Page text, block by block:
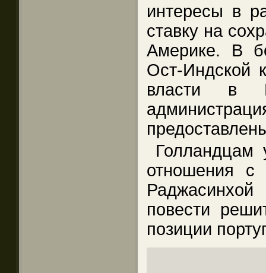
интересы в
ставку на
Америке. В
Ост-Индской
власти в
Голландцам
отношения с
повести
позиции